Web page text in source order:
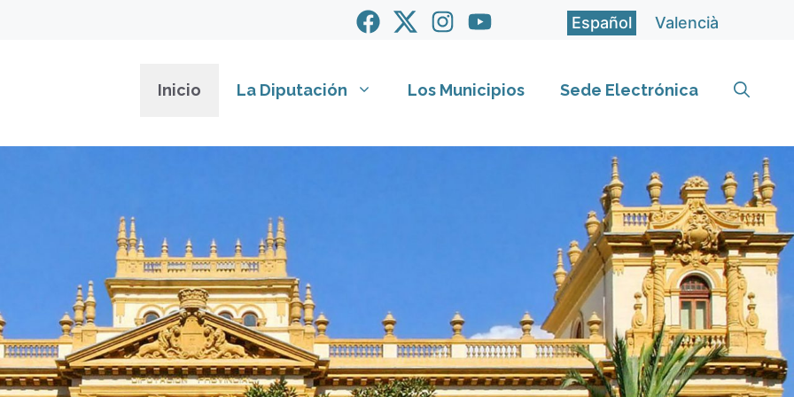
Español Valencià
Inicio La Diputación Los Municipios Sede Electrónica